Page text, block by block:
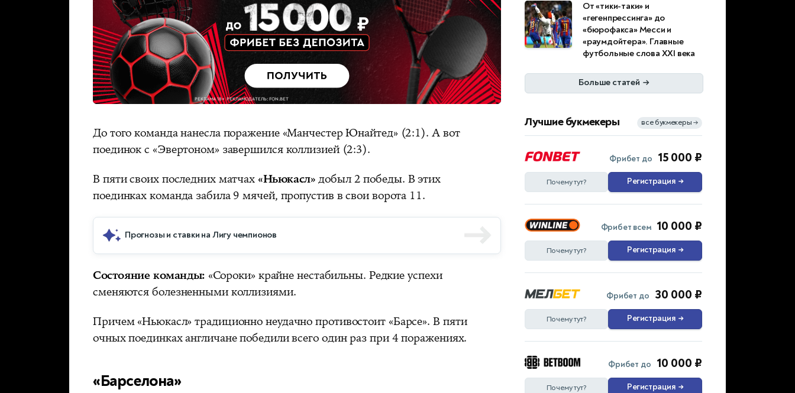
До того команда нанесла поражение «Манчестер Юнайтед» (2:1). А вот
поединок с «Эвертоном» завершился коллизией (2:3).
В пяти своих последних матчах«Ньюкасл»добыл 2 победы. В этих
поединках команда забила 9 мячей, пропустив в свои ворота 11.
Прогнозы и ставки на Лигу чемпионов
Состояние команды: «Сороки» крайне нестабильны. Редкие успехи
сменяются болезненными коллизиями.
Причем «Ньюкасл» традиционно неудачно противостоит «Барсе». В пяти
очных поединках англичане победили всего один раз при 4 поражениях.
«Барселона»
От «тики-таки» и
«гегенпрессинга» до
«бюрофакса» Месси и
«раумдойтера». Главные
футбольные слова XXI века
Больше статей →
Лучшие букмекеры все букмекеры →
Фрибет до 15 000 ₽
Почему тут? Регистрация →
Фрибет всем 10 000 ₽
Почему тут? Регистрация →
Фрибет до 30 000 ₽
Почему тут? Регистрация →
Фрибет до 10 000 ₽
Почему тут? Регистрация →